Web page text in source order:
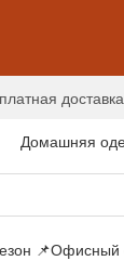
Домашняя
📌Офисный